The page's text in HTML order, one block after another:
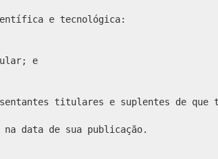
e tecnológica:
e
titulares e suplentes de
data de sua publicação.